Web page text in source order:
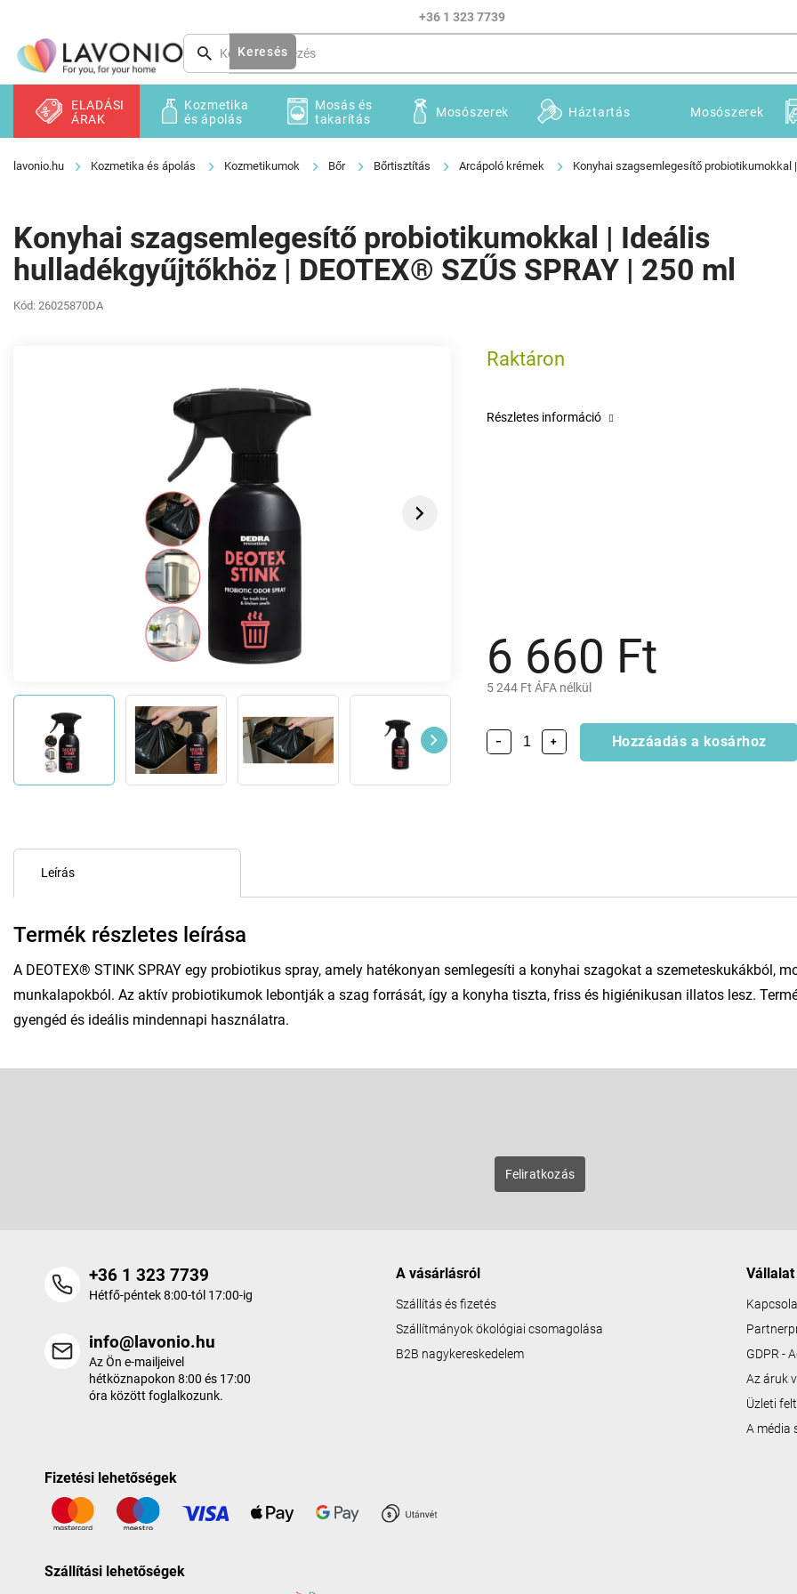
tartalomhoz
+36 1 323 7739
Keresés
ELADÁSI
ÁRAK
Kozmetika
és ápolás
Mosás és
takarítás
Mosószerek Háztartás Mosószerek
Kozmetika és ápolás Kozmetikumok Bőr Bőrtisztítás Arcápoló krémek Konyhai szagsemlegesítő probiotikumokkal
Konyhai szagsemlegesítő probiotikumokkal | Ideális
hulladékgyűjtőkhöz | DEOTEX® SZŰS SPRAY | 250 ml
Kód: 26025870DA
Next
6 660 Ft
5 244 Ft ÁFA nélkül
Raktáron
+
− Hozzáadás a kosárhoz
Részletes információ
Leírás
Termék részletes leírása
A DEOTEX® STINK SPRAY egy probiotikus spray, amely hatékonyan semlegesíti a konyhai szagokat a szemeteskukákból,
munkalapokból. Az aktív probiotikumok lebontják a szag forrását, így a konyha tiszta, friss és higiénikusan illatos lesz.
gyengéd és ideális mindennapi használatra.
Feliratkozás
+36 1 323 7739
Hétfő-péntek 8:00-tól 17:00-ig
info@lavonio.hu
Az Ön e-mailjeivel
hétköznapokon 8:00 és 17:00
óra között foglalkozunk.
A vásárlásról
Szállítás és fizetés
Szállítmányok ökológiai csomagolása
B2B nagykereskedelem
Vállalat
GDPR -
Az áruk
Üzleti
A média
Fizetési lehetőségek
Szállítási lehetőségek